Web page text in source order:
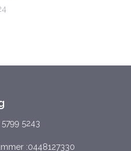
5243
:0448127330